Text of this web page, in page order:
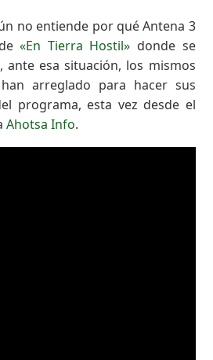
no entiende por qué Antena 3
«En Tierra Hostil» donde se
, ante esa situación, los mismos
arreglado para hacer sus
programa, esta vez desde el
Ahotsa Info.